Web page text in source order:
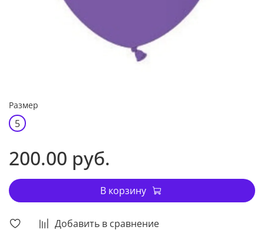
Добавить в сравнение
Размер
5
200.00 руб.
В корзину